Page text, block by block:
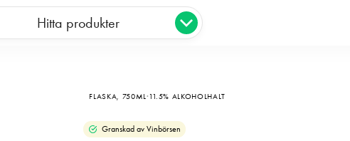
Hitta produkter
FLASKA, 750ML 11.5% ALKOHOLHALT
Granskad av Vinbörsen